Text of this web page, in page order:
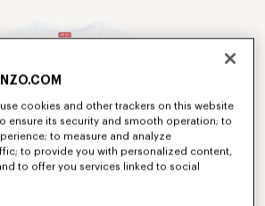
cookies and other trackers on this website
ensure its security and smooth operation; to
to measure and analyze
to provide you with personalized content,
to offer you services linked to social